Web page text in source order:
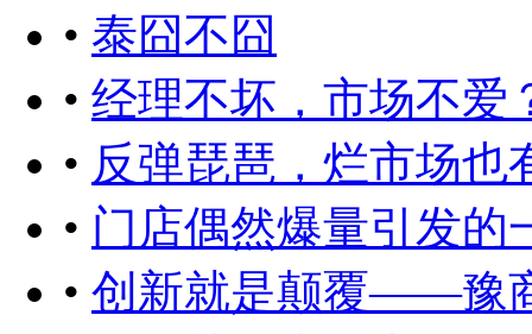
• 泰囧不囧
• 经理不坏，市场不爱
• 反弹琵琶，烂市场也
• 门店偶然爆量引发的
• 创新就是颠覆——豫